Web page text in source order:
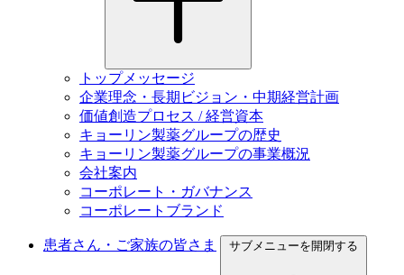
トップメッセージ
企業理念・長期ビジョン・中期経営計画
価値創造プロセス / 経営資本
キョーリン製薬グループの歴史
キョーリン製薬グループの事業概況
会社案内
コーポレート・ガバナンス
コーポレートブランド
患者さん・ご家族の皆さま サブメニューを開閉する